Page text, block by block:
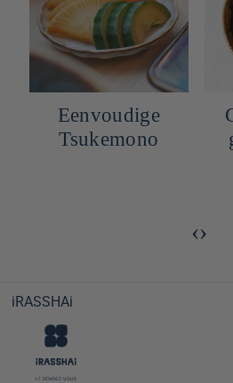
Takuan
gemarineerde
‹›
iRASSHAi